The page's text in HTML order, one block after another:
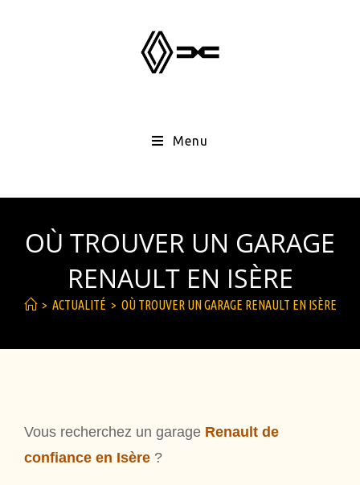
Menu
OÙ TROUVER UN GARAGE
RENAULT EN ISÈRE
> ACTUALITÉ > OÙ TROUVER UN GARAGE RENAULT EN ISÈRE
Vous recherchez un garage Renault de
confiance en Isère ?